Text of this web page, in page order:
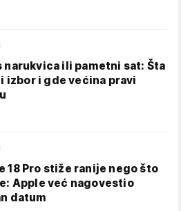
narukvica ili pametni sat: Šta
izbor i gde većina pravi
18 Pro stiže ranije nego što
Apple već nagovestio
datum